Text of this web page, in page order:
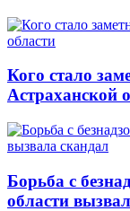
Кого стало
Астраханской
Борьба с
области